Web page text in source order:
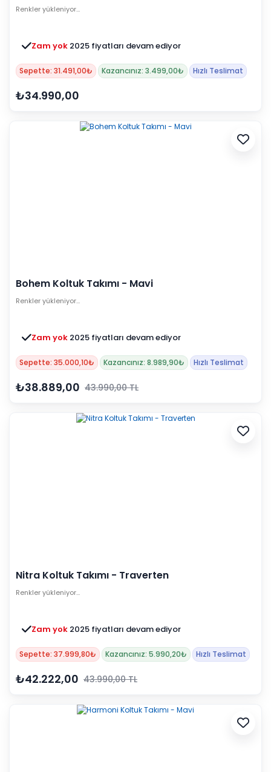
Renkler yükleniyor…
Zam yok 2025 fiyatları devam ediyor
Sepette: 31.491,00₺ Kazancınız: 3.499,00₺ Hızlı Teslimat
₺34.990,00
Bohem Koltuk Takımı - Mavi
Renkler yükleniyor…
Zam yok 2025 fiyatları devam ediyor
Sepette: 35.000,10₺ Kazancınız: 8.989,90₺ Hızlı Teslimat
₺38.889,00 43.990,00 TL
Nitra Koltuk Takımı - Traverten
Renkler yükleniyor…
Zam yok 2025 fiyatları devam ediyor
Sepette: 37.999,80₺ Kazancınız: 5.990,20₺ Hızlı Teslimat
₺42.222,00 43.990,00 TL